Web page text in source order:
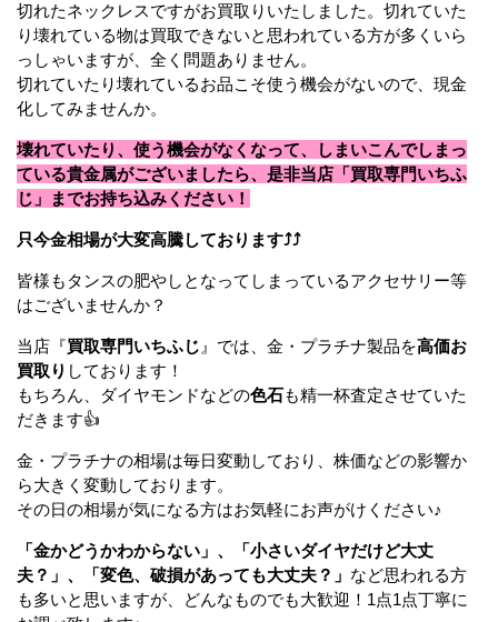
切れたネックレスですがお買取りいたしました。切れていた
り壊れている物は買取できないと思われている方が多くいら
っしゃいますが、全く問題ありません。
切れていたり壊れているお品こそ使う機会がないので、現金
化してみませんか。
壊れていたり、使う機会がなくなって、しまいこんでしまっ
ている貴金属がございましたら、是非当店「買取専門いちふ
じ」までお持ち込みください！
只今金相場が大変高騰しております⤴⤴
皆様もタンスの肥やしとなってしまっているアクセサリー等
はございませんか？
当店『買取専門いちふじ 』では、金・プラチナ製品を高価お
買取り しております！
もちろん、ダイヤモンドなどの色石も精一杯査定させていた
だきます👍
金・プラチナの相場は毎日変動しており、株価などの影響か
ら大きく変動しております。
その日の相場が気になる方はお気軽にお声がけください♪
「金かどうかわからない」、「小さいダイヤだけど大丈
夫？」、「変色、破損があっても大丈夫？」 など思われる方
も多いと思いますが、どんなものでも大歓迎！1点1点丁寧に